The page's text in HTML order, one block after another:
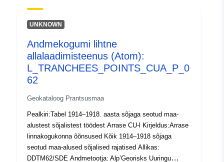
Tüüp:
Ressurss:
http://inspire.ec.europa.eu/
UNKNOWN
Andmekogumi lihtne
allalaadimisteenus (Atom):
L_TRANCHEES_POINTS_CUA_P_0
62
Geokataloog Prantsusmaa
Pealkiri:Tabel 1914–1918. aasta sõjaga seotud maa-
alustest sõjalistest töödest Arrase CU-l Kirjeldus:Arrase
linnakogukonna õõnsused Kõik 1914–1918 sõjaga
seotud maa-alused sõjalised rajatised Allikas:
DDTM62/SDE Andmetootja: Alp’Georisks Uuringu